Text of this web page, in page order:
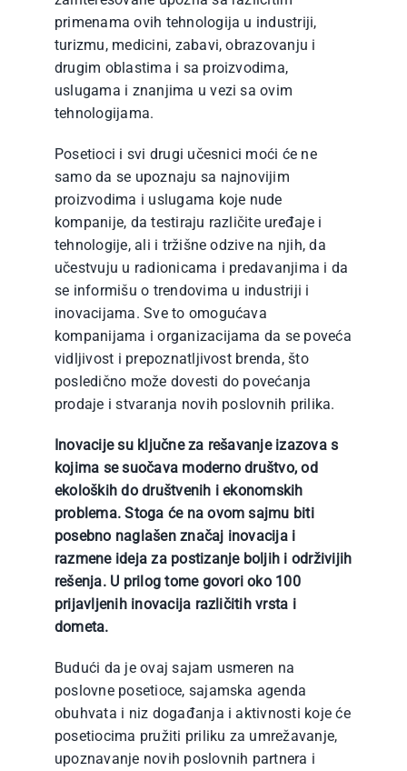
primenama ovih tehnologija u industriji,
turizmu, medicini, zabavi, obrazovanju i
drugim oblastima i sa proizvodima,
uslugama i znanjima u vezi sa ovim
tehnologijama.
Posetioci i svi drugi učesnici moći će ne
samo da se upoznaju sa najnovijim
proizvodima i uslugama koje nude
kompanije, da testiraju različite uređaje i
tehnologije, ali i tržišne odzive na njih, da
učestvuju u radionicama i predavanjima i da
se informišu o trendovima u industriji i
inovacijama. Sve to omogućava
kompanijama i organizacijama da se poveća
vidljivost i prepoznatljivost brenda, što
posledično može dovesti do povećanja
prodaje i stvaranja novih poslovnih prilika.
Inovacije su ključne za rešavanje izazova s
kojima se suočava moderno društvo, od
ekoloških do društvenih i ekonomskih
problema. Stoga će na ovom sajmu biti
posebno naglašen značaj inovacija i
razmene ideja za postizanje boljih i održivijih
rešenja. U prilog tome govori oko 100
prijavljenih inovacija različitih vrsta i
dometa.
Budući da je ovaj sajam usmeren na
poslovne posetioce, sajamska agenda
obuhvata i niz događanja i aktivnosti koje će
posetiocima pružiti priliku za umrežavanje,
upoznavanje novih poslovnih partnera i